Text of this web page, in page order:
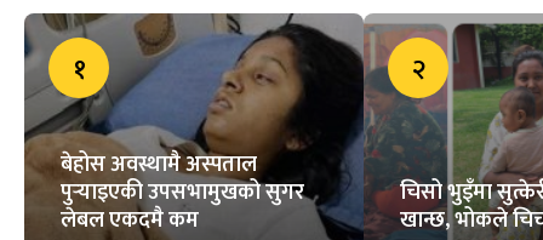
१
बेहोस अवस्थामै अस्पताल
पुर्‍याइएकी उपसभामुखको सुगर
लेबल एकदमै कम
२
चिसो भुइँमा
खान्छ, भोकले